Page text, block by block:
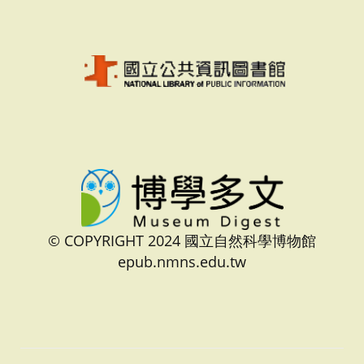
© COPYRIGHT 2024 國立自然科學博物館
epub.nmns.edu.tw